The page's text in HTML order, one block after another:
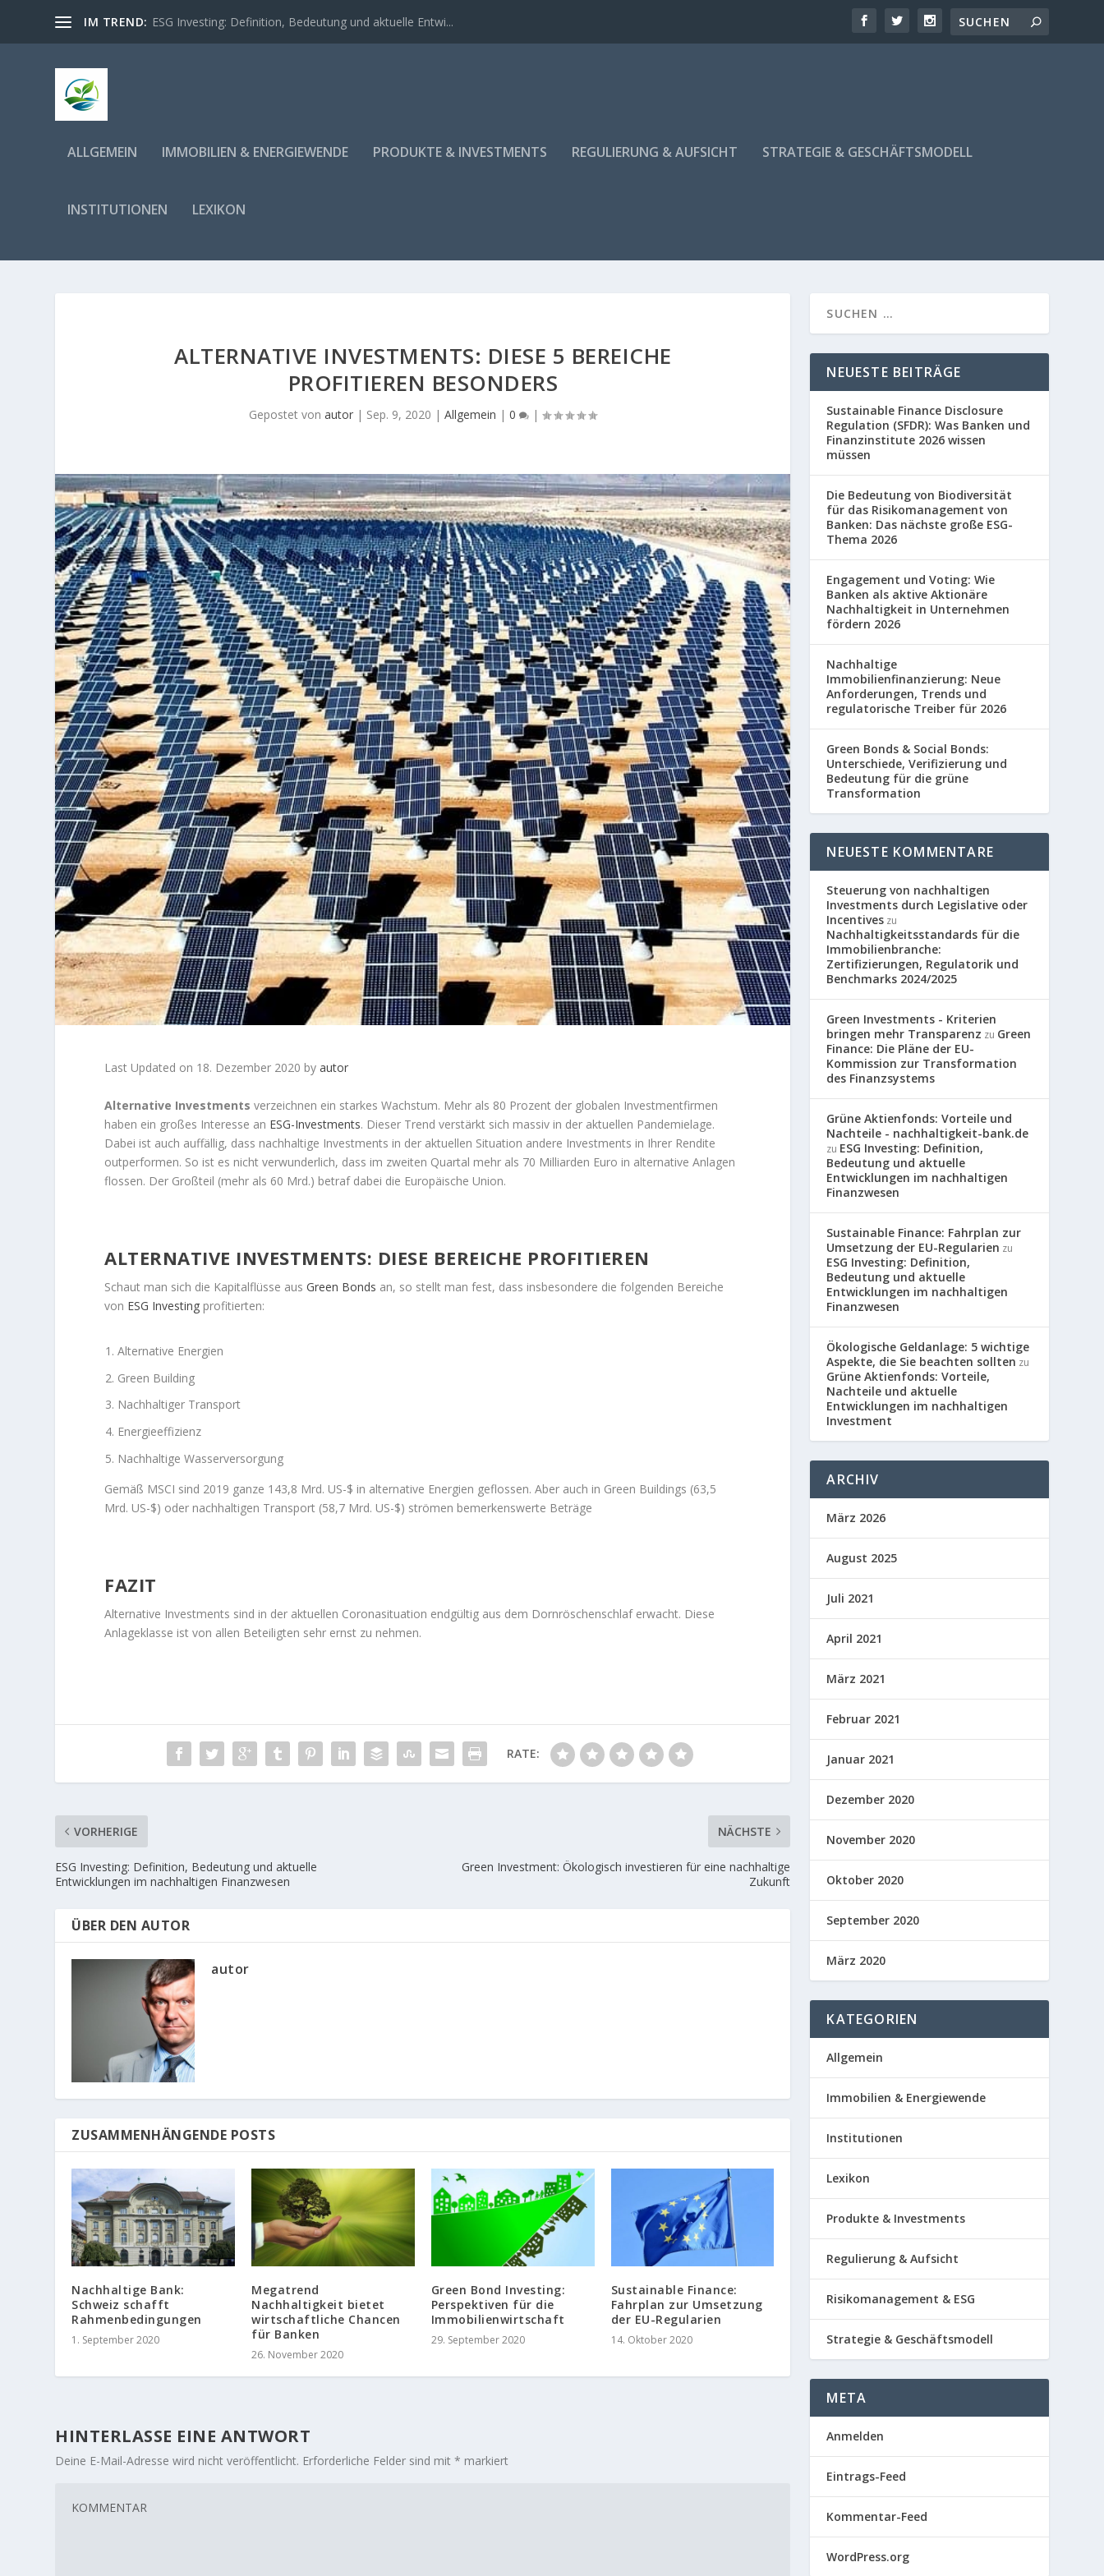
IM TREND: ESG Investing: Definition, Bedeutung und aktuelle Entwi...
ALLGEMEIN IMMOBILIEN & ENERGIEWENDE PRODUKTE & INVESTMENTS REGULIERUNG & AUFSICHT STRATEGIE & GESCHÄFTSMODELL
INSTITUTIONEN LEXIKON
ALTERNATIVE INVESTMENTS: DIESE 5 BEREICHE
PROFITIEREN BESONDERS
Gepostet vonautor | Sep. 9, 2020 |Allgemein |0 |
Last Updated on 18. Dezember 2020 byautor
Alternative Investments verzeichnen ein starkes Wachstum. Mehr als 80 Prozent der globalen Investmentfirmen
haben ein großes Interesse an ESG-Investments. Dieser Trend verstärkt sich massiv in der aktuellen Pandemielage.
Dabei ist auch auffällig, dass nachhaltige Investments in der aktuellen Situation andere Investments in Ihrer Rendite
outperformen. So ist es nicht verwunderlich, dass im zweiten Quartal mehr als 70 Milliarden Euro in alternative Anlagen
flossen. Der Großteil (mehr als 60 Mrd.) betraf dabei die Europäische Union.
ALTERNATIVE INVESTMENTS: DIESE BEREICHE PROFITIEREN
Schaut man sich die Kapitalflüsse ausGreen Bonds an, so stellt man fest, dass insbesondere die folgenden Bereiche
von ESG Investing profitierten:
Alternative Energien
Green Building
Nachhaltiger Transport
Energieeffizienz
Nachhaltige Wasserversorgung
Gemäß MSCI sind 2019 ganze 143,8 Mrd. US-$ in alternative Energien geflossen. Aber auch in Green Buildings (63,5
Mrd. US-$) oder nachhaltigen Transport (58,7 Mrd. US-$) strömen bemerkenswerte Beträge
FAZIT
Alternative Investments sind in der aktuellen Coronasituation endgültig aus dem Dornröschenschlaf erwacht. Diese
Anlageklasse ist von allen Beteiligten sehr ernst zu nehmen.
RATE:
VORHERIGE
ESG Investing: Definition, Bedeutung und aktuelle
Entwicklungen im nachhaltigen Finanzwesen
NÄCHSTE
Green Investment: Ökologisch investieren für eine nachhaltige
Zukunft
ÜBER DEN AUTOR
autor
ZUSAMMENHÄNGENDE POSTS
Nachhaltige Bank:
Schweiz schafft
Rahmenbedingungen
1. September 2020
Megatrend
Nachhaltigkeit bietet
wirtschaftliche Chancen
für Banken
26. November 2020
Green Bond Investing:
Perspektiven für die
Immobilienwirtschaft
29. September 2020
Sustainable Finance:
Fahrplan zur Umsetzung
der EU-Regularien
14. Oktober 2020
HINTERLASSE EINE ANTWORT
Deine E-Mail-Adresse wird nicht veröffentlicht. Erforderliche Felder sind mit* markiert
NEUESTE BEITRÄGE
Sustainable Finance Disclosure
Regulation (SFDR): Was Banken und
Finanzinstitute 2026 wissen
müssen
Die Bedeutung von Biodiversität
für das Risikomanagement von
Banken: Das nächste große ESG-
Thema 2026
Engagement und Voting: Wie
Banken als aktive Aktionäre
Nachhaltigkeit in Unternehmen
fördern 2026
Nachhaltige
Immobilienfinanzierung: Neue
Anforderungen, Trends und
regulatorische Treiber für 2026
Green Bonds & Social Bonds:
Unterschiede, Verifizierung und
Bedeutung für die grüne
Transformation
NEUESTE KOMMENTARE
Steuerung von nachhaltigen
Investments durch Legislative oder
Incentives zu
Nachhaltigkeitsstandards für die
Immobilienbranche:
Zertifizierungen, Regulatorik und
Benchmarks 2024/2025
Green Investments - Kriterien
bringen mehr Transparenz zu Green
Finance: Die Pläne der EU-
Kommission zur Transformation
des Finanzsystems
Grüne Aktienfonds: Vorteile und
Nachteile - nachhaltigkeit-bank.de
zu ESG Investing: Definition,
Bedeutung und aktuelle
Entwicklungen im nachhaltigen
Finanzwesen
Sustainable Finance: Fahrplan zur
Umsetzung der EU-Regularien zu
ESG Investing: Definition,
Bedeutung und aktuelle
Entwicklungen im nachhaltigen
Finanzwesen
Ökologische Geldanlage: 5 wichtige
Aspekte, die Sie beachten sollten zu
Grüne Aktienfonds: Vorteile,
Nachteile und aktuelle
Entwicklungen im nachhaltigen
Investment
ARCHIV
März 2026
August 2025
Juli 2021
April 2021
März 2021
Februar 2021
Januar 2021
Dezember 2020
November 2020
Oktober 2020
September 2020
März 2020
KATEGORIEN
Allgemein
Immobilien & Energiewende
Institutionen
Lexikon
Produkte & Investments
Regulierung & Aufsicht
Risikomanagement & ESG
Strategie & Geschäftsmodell
META
Anmelden
Eintrags-Feed
Kommentar-Feed
WordPress.org